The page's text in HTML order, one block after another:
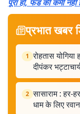
पूरा हो, फंड की कमी नहीं
प्रभात खबर
1 रोहतास
दीपंकर
2 सासाराम : हर-
धाम के लिए